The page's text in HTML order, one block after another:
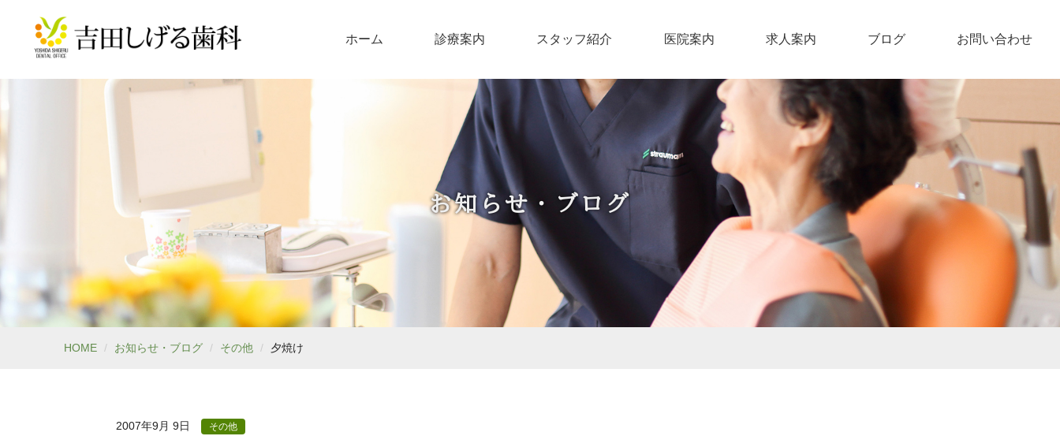
ホーム 診療案内 スタッフ紹介 医院案内 求人案内 ブログ お問い合わせ
お知らせ・ブログ
HOME お知らせ・ブログ その他 夕焼け
2007年9月 9日 その他